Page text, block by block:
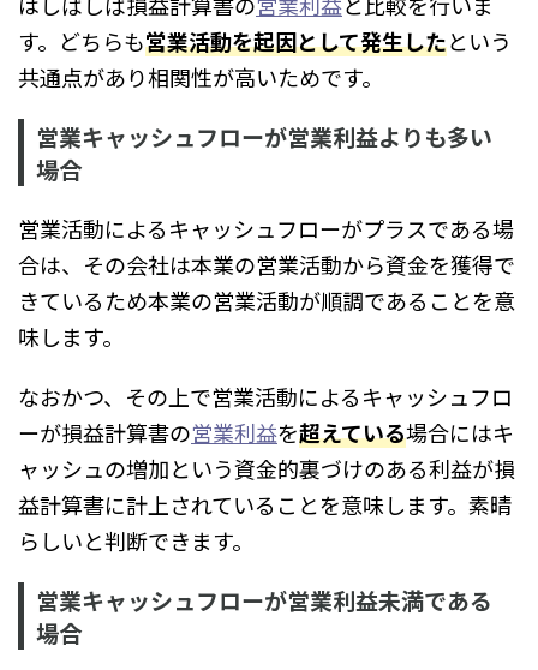
す。どちらも営業活動を起因として発生したという
共通点があり相関性が高いためです。
営業キャッシュフローが営業利益よりも多い
場合
営業活動によるキャッシュフローがプラスである場
合は、その会社は本業の営業活動から資金を獲得で
きているため本業の営業活動が順調であることを意
味します。
なおかつ、その上で営業活動によるキャッシュフロ
ーが損益計算書の営業利益を超えている場合にはキ
ャッシュの増加という資金的裏づけのある利益が損
益計算書に計上されていることを意味します。素晴
らしいと判断できます。
営業キャッシュフローが営業利益未満である
場合